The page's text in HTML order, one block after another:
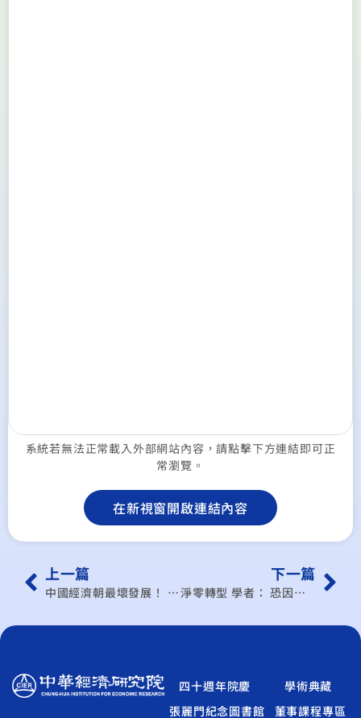
系統若無法正常載入外部網站內容，請點擊下方連結即可正
常瀏覽。
在新視窗開啟連結內容
上一篇
中國經濟朝最壞發展！ 報告示警：緩步全面衰敗、因金融風暴立即崩潰
下一篇
淨零轉型 學者： 恐因「川普2.0」出現變數
四十週年院慶
學術典藏
張麗門紀念圖書館
董事課程專區